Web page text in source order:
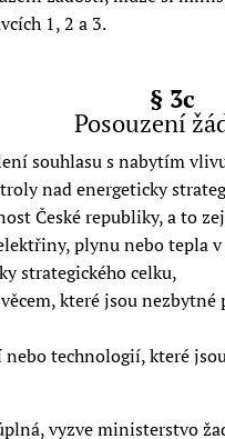
1, 2 a 3.
§ 3c
Posouzení
souhlasu s nabytím
nad energeticky
České republiky, a to
plynu nebo tepla
strategického celku,
které jsou
technologií, které
vyzve ministerstvo